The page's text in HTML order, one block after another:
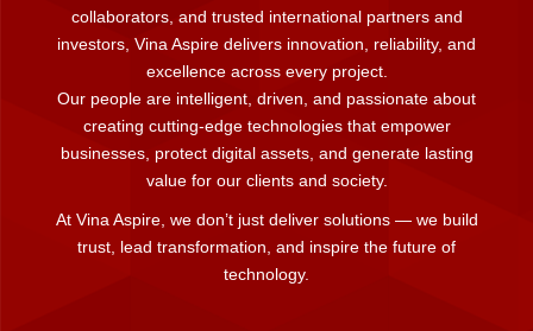
collaborators, and trusted international partners and
investors, Vina Aspire delivers innovation, reliability, and
excellence across every project.
Our people are intelligent, driven, and passionate about
creating cutting-edge technologies that empower
businesses, protect digital assets, and generate lasting
value for our clients and society.
At Vina Aspire, we don’t just deliver solutions — we build
trust, lead transformation, and inspire the future of
technology.